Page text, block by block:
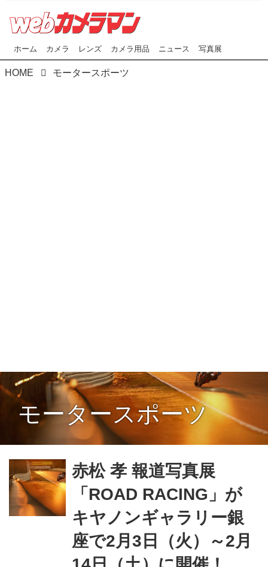
ホーム カメラ レンズ カメラ用品 ニュース 写真展
HOME モータースポーツ
モータースポーツ
赤松 孝 報道写真展
「ROAD RACING」が
キヤノンギャラリー銀
座で2月3日（火）～2月